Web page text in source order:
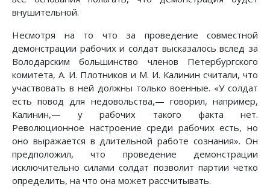
внушительной.
Несмотря на то что за проведение совместной
демонстрации рабочих и солдат высказалось вслед за
Володарским большинство членов Петербургского
комитета, А. И. Плотников и М. И. Калинин считали, что
участвовать в ней должны только военные. «У солдат
есть повод для недовольства,— говорил, например,
Калинин,— у рабочих такого факта нет.
Революционное настроение среди рабочих есть, но
оно выражается в длительной работе сознания». Он
предположил, что проведение демонстрации
исключительно силами солдат позволит партии четко
определить, на что она может рассчитывать.